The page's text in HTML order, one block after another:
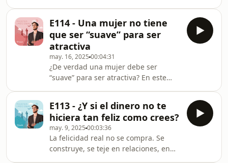
nuestro juego DILEMA. Usa la palabra
DILEMA 👇🏼 para recibir un 🎁
E114 - Una mujer no tiene
que ser “suave” para ser
atractiva
may. 16, 2025 00:04:31
¿De verdad una mujer debe ser
“suave” para ser atractiva? En este
malinterpretadas, qué dice la ciencia
sobre esto, y cómo sanar las heridas
que hay detrás del miedo a una mujer
auténtica.
E113 - ¿Y si el dinero no te
hiciera tan feliz como crees?
may. 9, 2025 00:03:36
La felicidad real no se compra. Se
construye, se teje en relaciones, en